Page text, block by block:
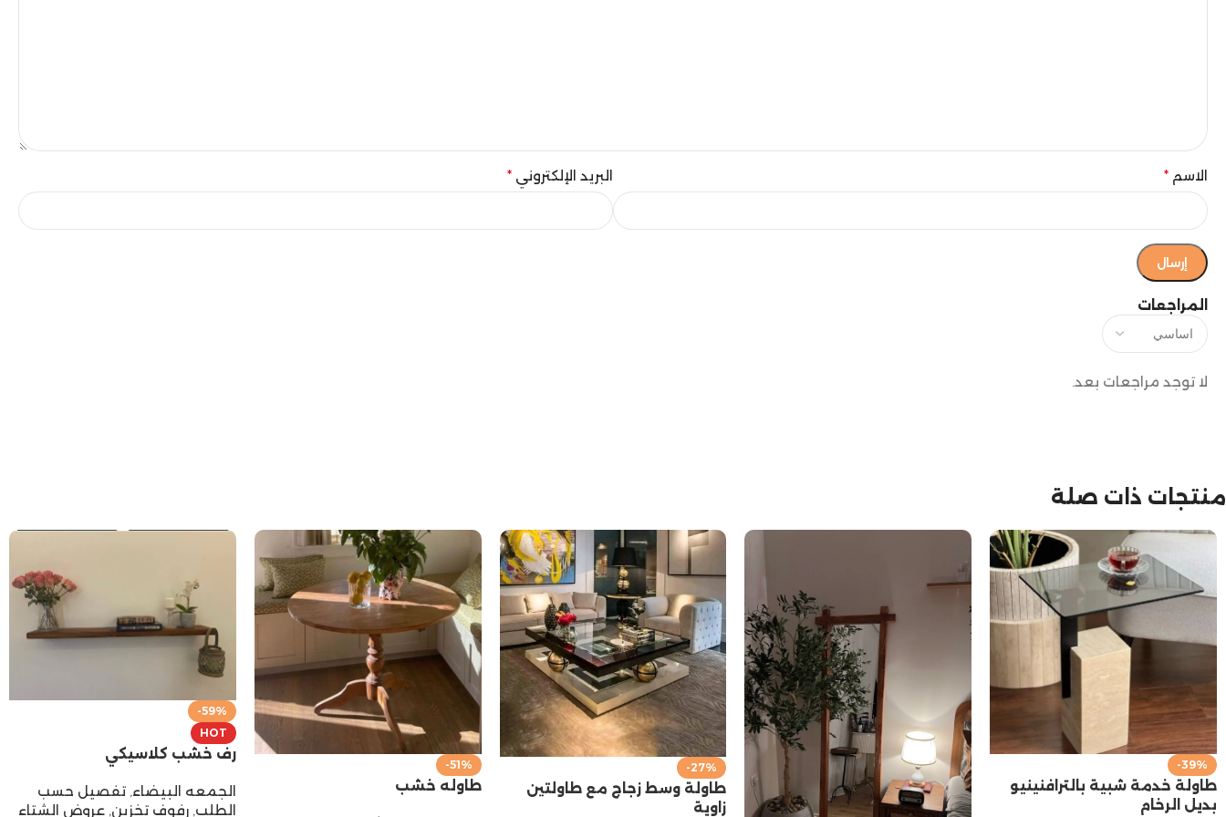
المراجعات
لا توجد مراجعات بعد.
الاسم * البريد الإلكتروني *
منتجات ذات صلة
-39%
طاولة خدمة شبية بالترافنينيو
بديل الرخام
-27%
طاولة وسط زجاج مع طاولتين
زاوية
-51%
طاوله خشب
-59%
HOT
رف خشب كلاسيكي
الجمعه البيضاء, تفصيل حسب
الطلب, رفوف تخزين, عروض الشتاء